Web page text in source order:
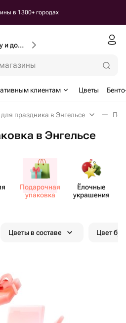
в 1300+ городах
Введите город, улицу и дом доставки
клиентам Цветы
для праздника в Энгельсе
в Энгельсе
Пода​рочная
упаковка
Ёлочные
украшения
Цветы в составе Цвет